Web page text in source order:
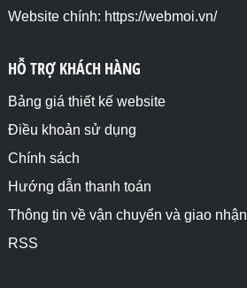
Website chính: https://webmoi.vn/
HỖ TRỢ KHÁCH HÀNG
Bảng giá thiết kế website
Điều khoản sử dụng
Chính sách
Hướng dẫn thanh toán
Thông tin về vận chuyển và giao nhận
RSS